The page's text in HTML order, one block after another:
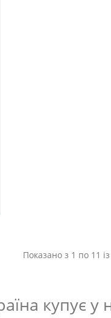
Показано з 1 по 11
купує у